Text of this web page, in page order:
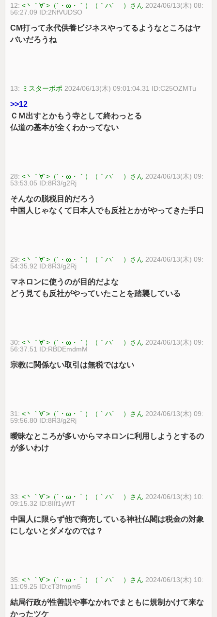
12:<丶｀∀´>（´・ω・｀）（｀ハ´ ）さん 2024/06/13(木) 08:
56:27.09 ID:2NfVUDSO
CM打って永代供養ビジネスやってるようなところはヤ
バいだろうね
13: ミスターポポ 2024/06/13(木) 09:01:04.31 ID:C25OZMTu
>>12
ＣＭ出すとかもう寺として終わっとる
仏道の基本が全くわかってない
28:<丶｀∀´>（´・ω・｀）（｀ハ´ ）さん 2024/06/13(木) 09:
53:53.05 ID:8R3/g2Rj
そんなの脱税目的だろう
中国人じゃなくて日本人でも反社とかがやってきた手口
29:<丶｀∀´>（´・ω・｀）（｀ハ´ ）さん 2024/06/13(木) 09:
54:35.92 ID:8R3/g2Rj
マネロンに使うのが目的だよな
どう見ても反社がやっていたことを踏襲している
30:<丶｀∀´>（´・ω・｀）（｀ハ´ ）さん 2024/06/13(木) 09:
56:37.51 ID:RBDEmdmM
宗教に関係ない取引は無税ではない
31:<丶｀∀´>（´・ω・｀）（｀ハ´ ）さん 2024/06/13(木) 09:
59:56.80 ID:8R3/g2Rj
曖昧なところが多いからマネロンに利用しようとするの
が多いわけ
33:<丶｀∀´>（´・ω・｀）（｀ハ´ ）さん 2024/06/13(木) 10:
09:15.32 ID:8IIf1yWT
中国人に限らず他で商売している神社仏閣は税金の対象
にしないとダメなのでは？
35:<丶｀∀´>（´・ω・｀）（｀ハ´ ）さん 2024/06/13(木) 10:
11:09.25 ID:cT3fmpm5
結局行政が性善説や事なかれでまともに規制かけて来な
かったツケ